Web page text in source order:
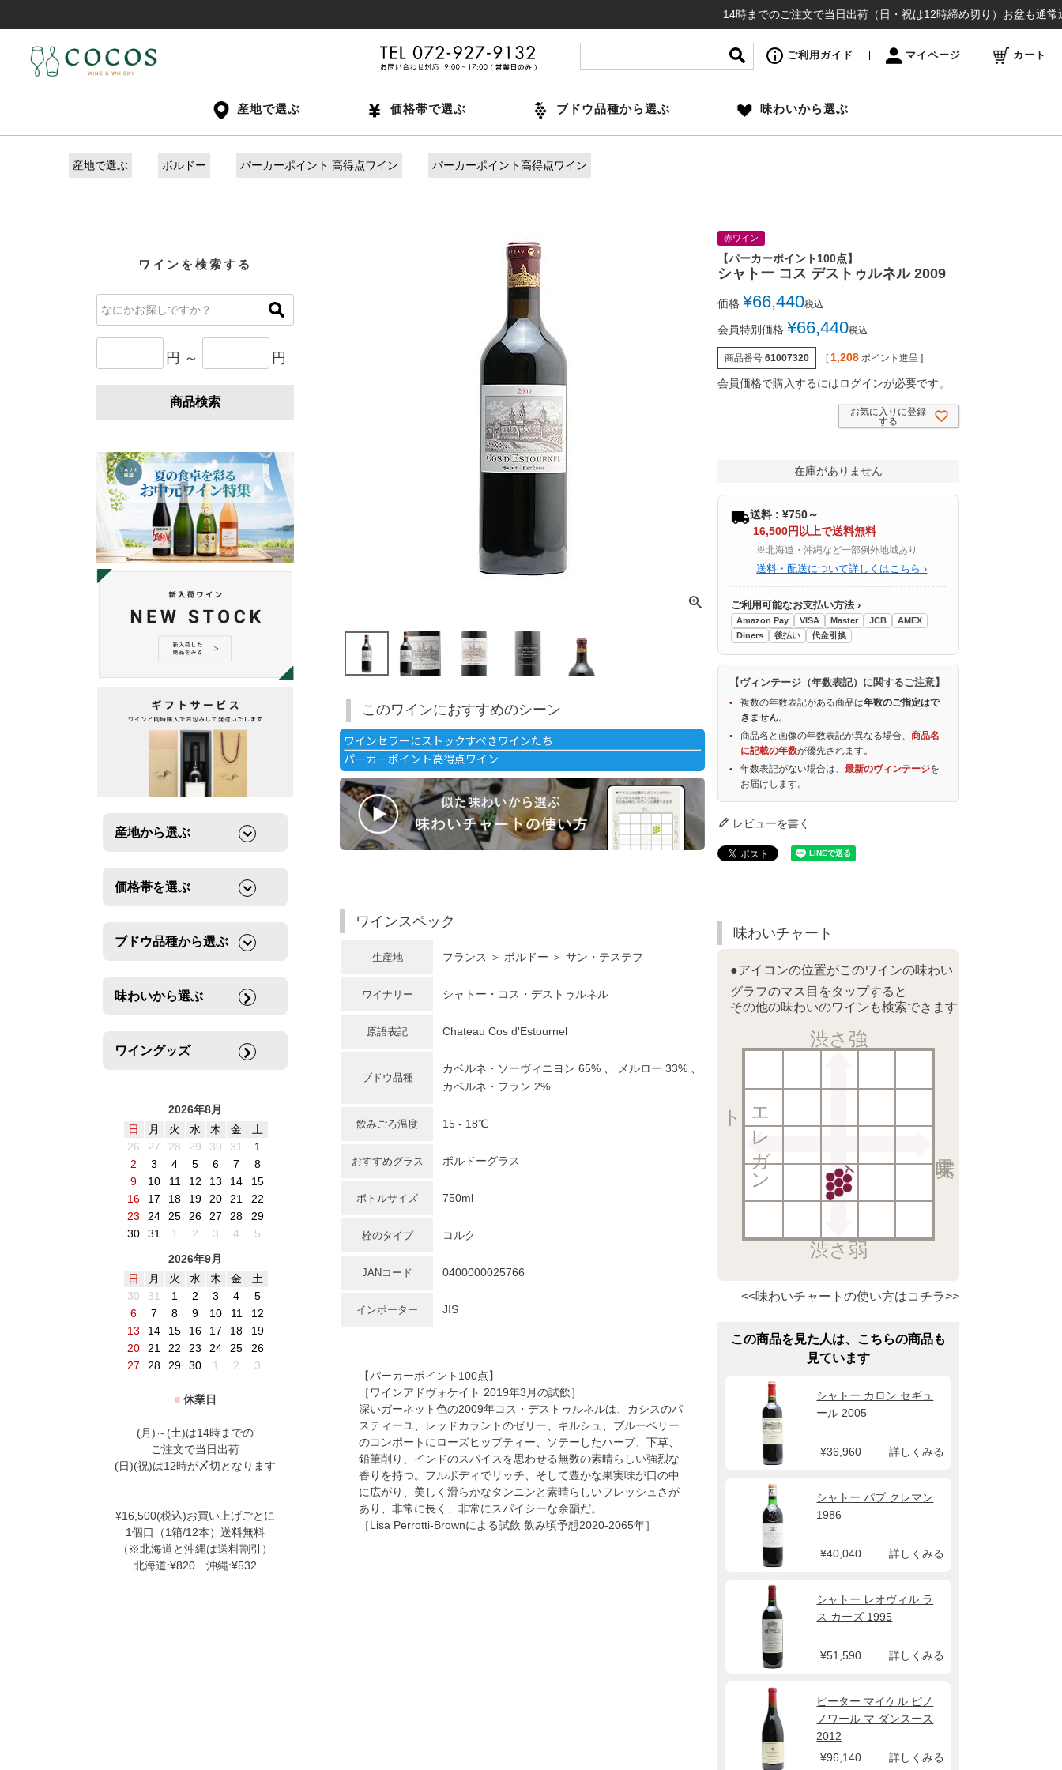
14時までのご注文で当日出荷（日・祝は12時締め切り）お盆も通常通り出
ご利用ガイド マイページ カート
産地で選ぶ 価格帯で選ぶ ブドウ品種から選ぶ 味わいから選ぶ
産地で選ぶ ボルドー パーカーポイント 高得点ワイン パーカーポイント高得点ワイン
ワインを検索する
円 ～ 円
商品検索
産地から選ぶ
価格帯を選ぶ
ブドウ品種から選ぶ
味わいから選ぶ
ワイングッズ
2026年8月
日
月 火 水 木 金
土
26
27 28 29 30 31
1
2
3 4 5 6 7
8
9
10 11 12 13 14
15
16
17 18 19 20 21
22
23
24 25 26 27 28
29
30
31 1 2 3 4
5
2026年9月
日
月 火 水 木 金
土
30
31 1 2 3 4
5
6
7 8 9 10 11
12
13
14 15 16 17 18
19
20
21 22 23 24 25
26
27
28 29 30 1 2 3
■ 休業日
(月)～(土)は14時までの
ご注文で当日出荷
(日)(祝)は12時が〆切となります
¥16,500(税込)お買い上げごとに
1個口（1箱/12本）送料無料
（※北海道と沖縄は送料割引）
北海道:¥820 沖縄:¥532
このワインにおすすめのシーン
ワインセラーにストックすべきワインたち
パーカーポイント高得点ワイン
ワインスペック
生産地 フランス ＞ ボルドー ＞ サン・テステフ
ワイナリー シャトー・コス・デストゥルネル
原語表記 Chateau Cos d'Estournel
ブドウ品種
カベルネ・ソーヴィニヨン 65% 、 メルロー 33% 、
カベルネ・フラン 2%
飲みごろ温度 15 - 18℃
おすすめグラス ボルドーグラス
ボトルサイズ 750ml
栓のタイプ コルク
JANコード 0400000025766
インポーター JIS
【パーカーポイント100点】
［ワインアドヴォケイト 2019年3月の試飲］
深いガーネット色の2009年コス・デストゥルネルは、カシスのパ
スティーユ、レッドカラントのゼリー、キルシュ、ブルーベリー
のコンポートにローズヒップティー、ソテーしたハーブ、下草、
鉛筆削り、インドのスパイスを思わせる無数の素晴らしい強烈な
香りを持つ。フルボディでリッチ、そして豊かな果実味が口の中
に広がり、美しく滑らかなタンニンと素晴らしいフレッシュさが
あり、非常に長く、非常にスパイシーな余韻だ。
［Lisa Perrotti-Brownによる試飲 飲み頃予想2020-2065年］
赤ワイン
【パーカーポイント100点】
シャトー コス デストゥルネル 2009
価格 ¥66,440税込
会員特別価格 ¥66,440税込
商品番号 61007320 [ 1,208 ポイント進呈 ]
会員価格で購入するにはログインが必要です。
お気に入りに登録
する
在庫がありません
送料 : ¥750～
16,500円以上で送料無料
※北海道・沖縄など一部例外地域あり
送料・配送について詳しくはこちら ›
ご利用可能なお支払い方法 ›
Amazon Pay VISA Master JCB
AMEX
Diners
後払い 代金引換
【ヴィンテージ（年数表記）に関するご注意】
複数の年数表記がある商品は年数のご指定はで
きません。
商品名と画像の年数表記が異なる場合、商品名
に記載の年数が優先されます。
年数表記がない場合は、最新のヴィンテージを
お届けします。
レビューを書く
味わいチャート
●アイコンの位置がこのワインの味わい
グラフのマス目をタップすると
その他の味わいのワインも検索できます
渋さ強
渋さ弱
エ
レ
ガ
ン
ト
<<味わいチャートの使い方はコチラ>>
この商品を見た人は、こちらの商品も
見ています
シャトー カロン セギュ
ール 2005
¥36,960 詳しくみる
シャトー パプ クレマン
1986
¥40,040 詳しくみる
シャトー レオヴィル ラ
ス カーズ 1995
¥51,590 詳しくみる
ピーター マイケル ピノ
ノワール マ ダンスース
2012
¥96,140
詳しくみる